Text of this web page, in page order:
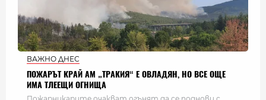
ВАЖНО ДНЕС
ПОЖАРЪТ КРАЙ АМ „ТРАКИЯ“ Е ОВЛАДЯН, НО ВСЕ ОЩЕ
ИМА ТЛЕЕЩИ ОГНИЩА